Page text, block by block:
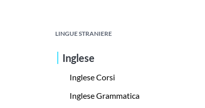
LINGUE STRANIERE
Inglese
Inglese Corsi
Inglese Grammatica